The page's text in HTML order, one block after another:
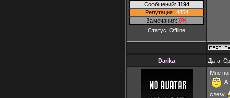
Сообщений: 1194
Репутация: 4854
Замечания: 0%
Статус: Offline
Darika Дата:
Мне
А
слезу